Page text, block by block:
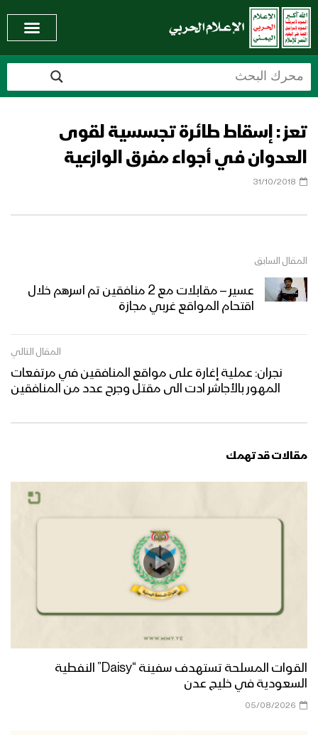
تعز : إسقاط طائرة تجسسية لقوى
العدوان في أجواء مفرق الوازعية
31/10/2018
المقال السابق
عسير – مقابلات مع 2 منافقين تم اسرهم خلال
اقتحام المواقع غربي مجازة
المقال التالي
نجران: عملية إغارة على مواقع المنافقين في مرتفعات
المهور بالأجاشر ادت الى مقتل وجرح عدد من المنافقين
مقالات قد تهمك
القوات المسلحة تستهدف سفينة “Daisy” النفطية
السعودية في خليج عدن
05/08/2026